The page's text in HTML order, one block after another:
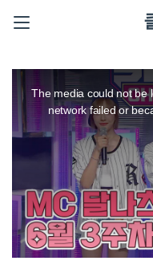
This
window.
The media could not be
network failed or